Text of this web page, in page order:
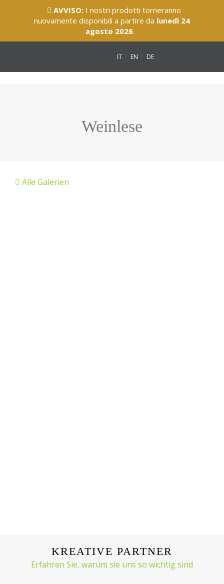
IT EN DE
Weinlese
Alle Galerien
KREATIVE PARTNER
Erfahren Sie, warum sie uns so wichtig sind
AVVISO:I nostri prodotti torneranno
nuovamente disponibili a partire da lunedì 24
agosto 2026.